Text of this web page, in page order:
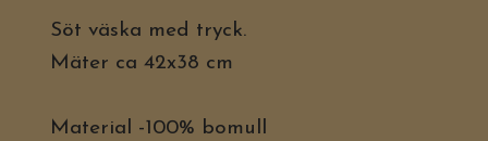
Söt väska med tryck.
Mäter ca 42x38 cm
Material -100% bomull